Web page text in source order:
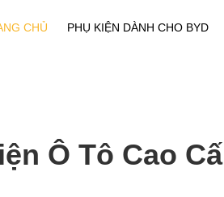
CHỦ PHỤ KIỆN DÀNH CHO BYD
Ô Tô Cao